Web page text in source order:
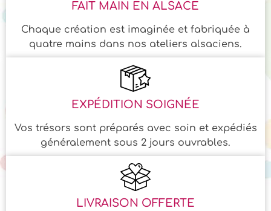
FAIT MAIN EN ALSACE
Chaque création est imaginée et fabriquée à
quatre mains dans nos ateliers alsaciens.
EXPÉDITION SOIGNÉE
Vos trésors sont préparés avec soin et expédiés
généralement sous 2 jours ouvrables.
LIVRAISON OFFERTE